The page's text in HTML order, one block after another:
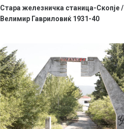
Стара железничка станица-Скопје /
Велимир Гавриловиќ 1931-40